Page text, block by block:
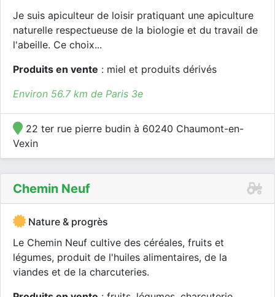
Je suis apiculteur de loisir pratiquant une apiculture
naturelle respectueuse de la biologie et du travail de
l'abeille. Ce choix...
Produits en vente : miel et produits dérivés
Environ 56.7 km de Paris 3e
22 ter rue pierre budin à 60240 Chaumont-en-
Vexin
Chemin Neuf
Nature & progrès
Le Chemin Neuf cultive des céréales, fruits et
légumes, produit de l'huiles alimentaires, de la
viandes et de la charcuteries.